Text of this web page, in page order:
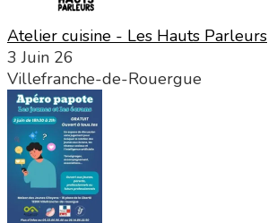
Atelier cuisine - Les Hauts Parleurs
3 Juin 26
Villefranche-de-Rouergue